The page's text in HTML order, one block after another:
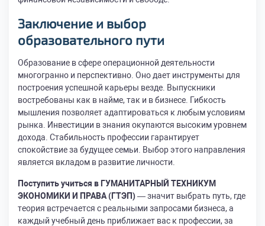
Заключение и выбор
образовательного пути
Образование в сфере операционной деятельности
многогранно и перспективно. Оно дает инструменты для
построения успешной карьеры везде. Выпускники
востребованы как в найме, так и в бизнесе. Гибкость
мышления позволяет адаптироваться к любым условиям
рынка. Инвестиции в знания окупаются высоким уровнем
дохода. Стабильность профессии гарантирует
спокойствие за будущее семьи. Выбор этого направления
является вкладом в развитие личности.
Поступить учиться в ГУМАНИТАРНЫЙ ТЕХНИКУМ
ЭКОНОМИКИ И ПРАВА (ГТЭП)— значит выбрать путь, где
теория встречается с реальными запросами бизнеса, а
каждый учебный день приближает вас к профессии, за